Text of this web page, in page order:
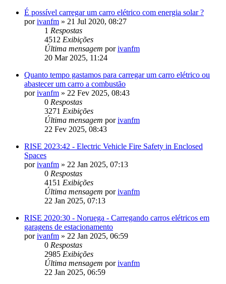
É possível carregar um carro elétrico com energia solar ?
porivanfm » 21 Jul 2020, 08:27
1 Respostas
4512 Exibições
Última mensagem porivanfm
20 Mar 2025, 11:24
Quanto tempo gastamos para carregar um carro elétrico ou
abastecer um carro a combustão
porivanfm » 22 Fev 2025, 08:43
0 Respostas
3271 Exibições
Última mensagem porivanfm
22 Fev 2025, 08:43
RISE 2023:42 - Electric Vehicle Fire Safety in Enclosed
Spaces
porivanfm » 22 Jan 2025, 07:13
0 Respostas
4151 Exibições
Última mensagem porivanfm
22 Jan 2025, 07:13
RISE 2020:30 - Noruega - Carregando carros elétricos em
garagens de estacionamento
porivanfm » 22 Jan 2025, 06:59
0 Respostas
2985 Exibições
Última mensagem porivanfm
22 Jan 2025, 06:59